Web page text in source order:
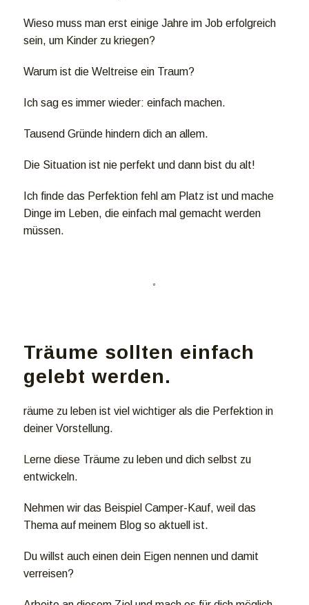
Wieso muss man erst einige Jahre im Job erfolgreich
sein, um Kinder zu kriegen?
Warum ist die Weltreise ein Traum?
Ich sag es immer wieder: einfach machen.
Tausend Gründe hindern dich an allem.
Die Situation ist nie perfekt und dann bist du alt!
Ich finde das Perfektion fehl am Platz ist und mache
Dinge im Leben, die einfach mal gemacht werden
müssen.
Träume sollten einfach
gelebt werden.
räume zu leben ist viel wichtiger als die Perfektion in
deiner Vorstellung.
Lerne diese Träume zu leben und dich selbst zu
entwickeln.
Nehmen wir das Beispiel Camper-Kauf, weil das
Thema auf meinem Blog so aktuell ist.
Du willst auch einen dein Eigen nennen und damit
verreisen?